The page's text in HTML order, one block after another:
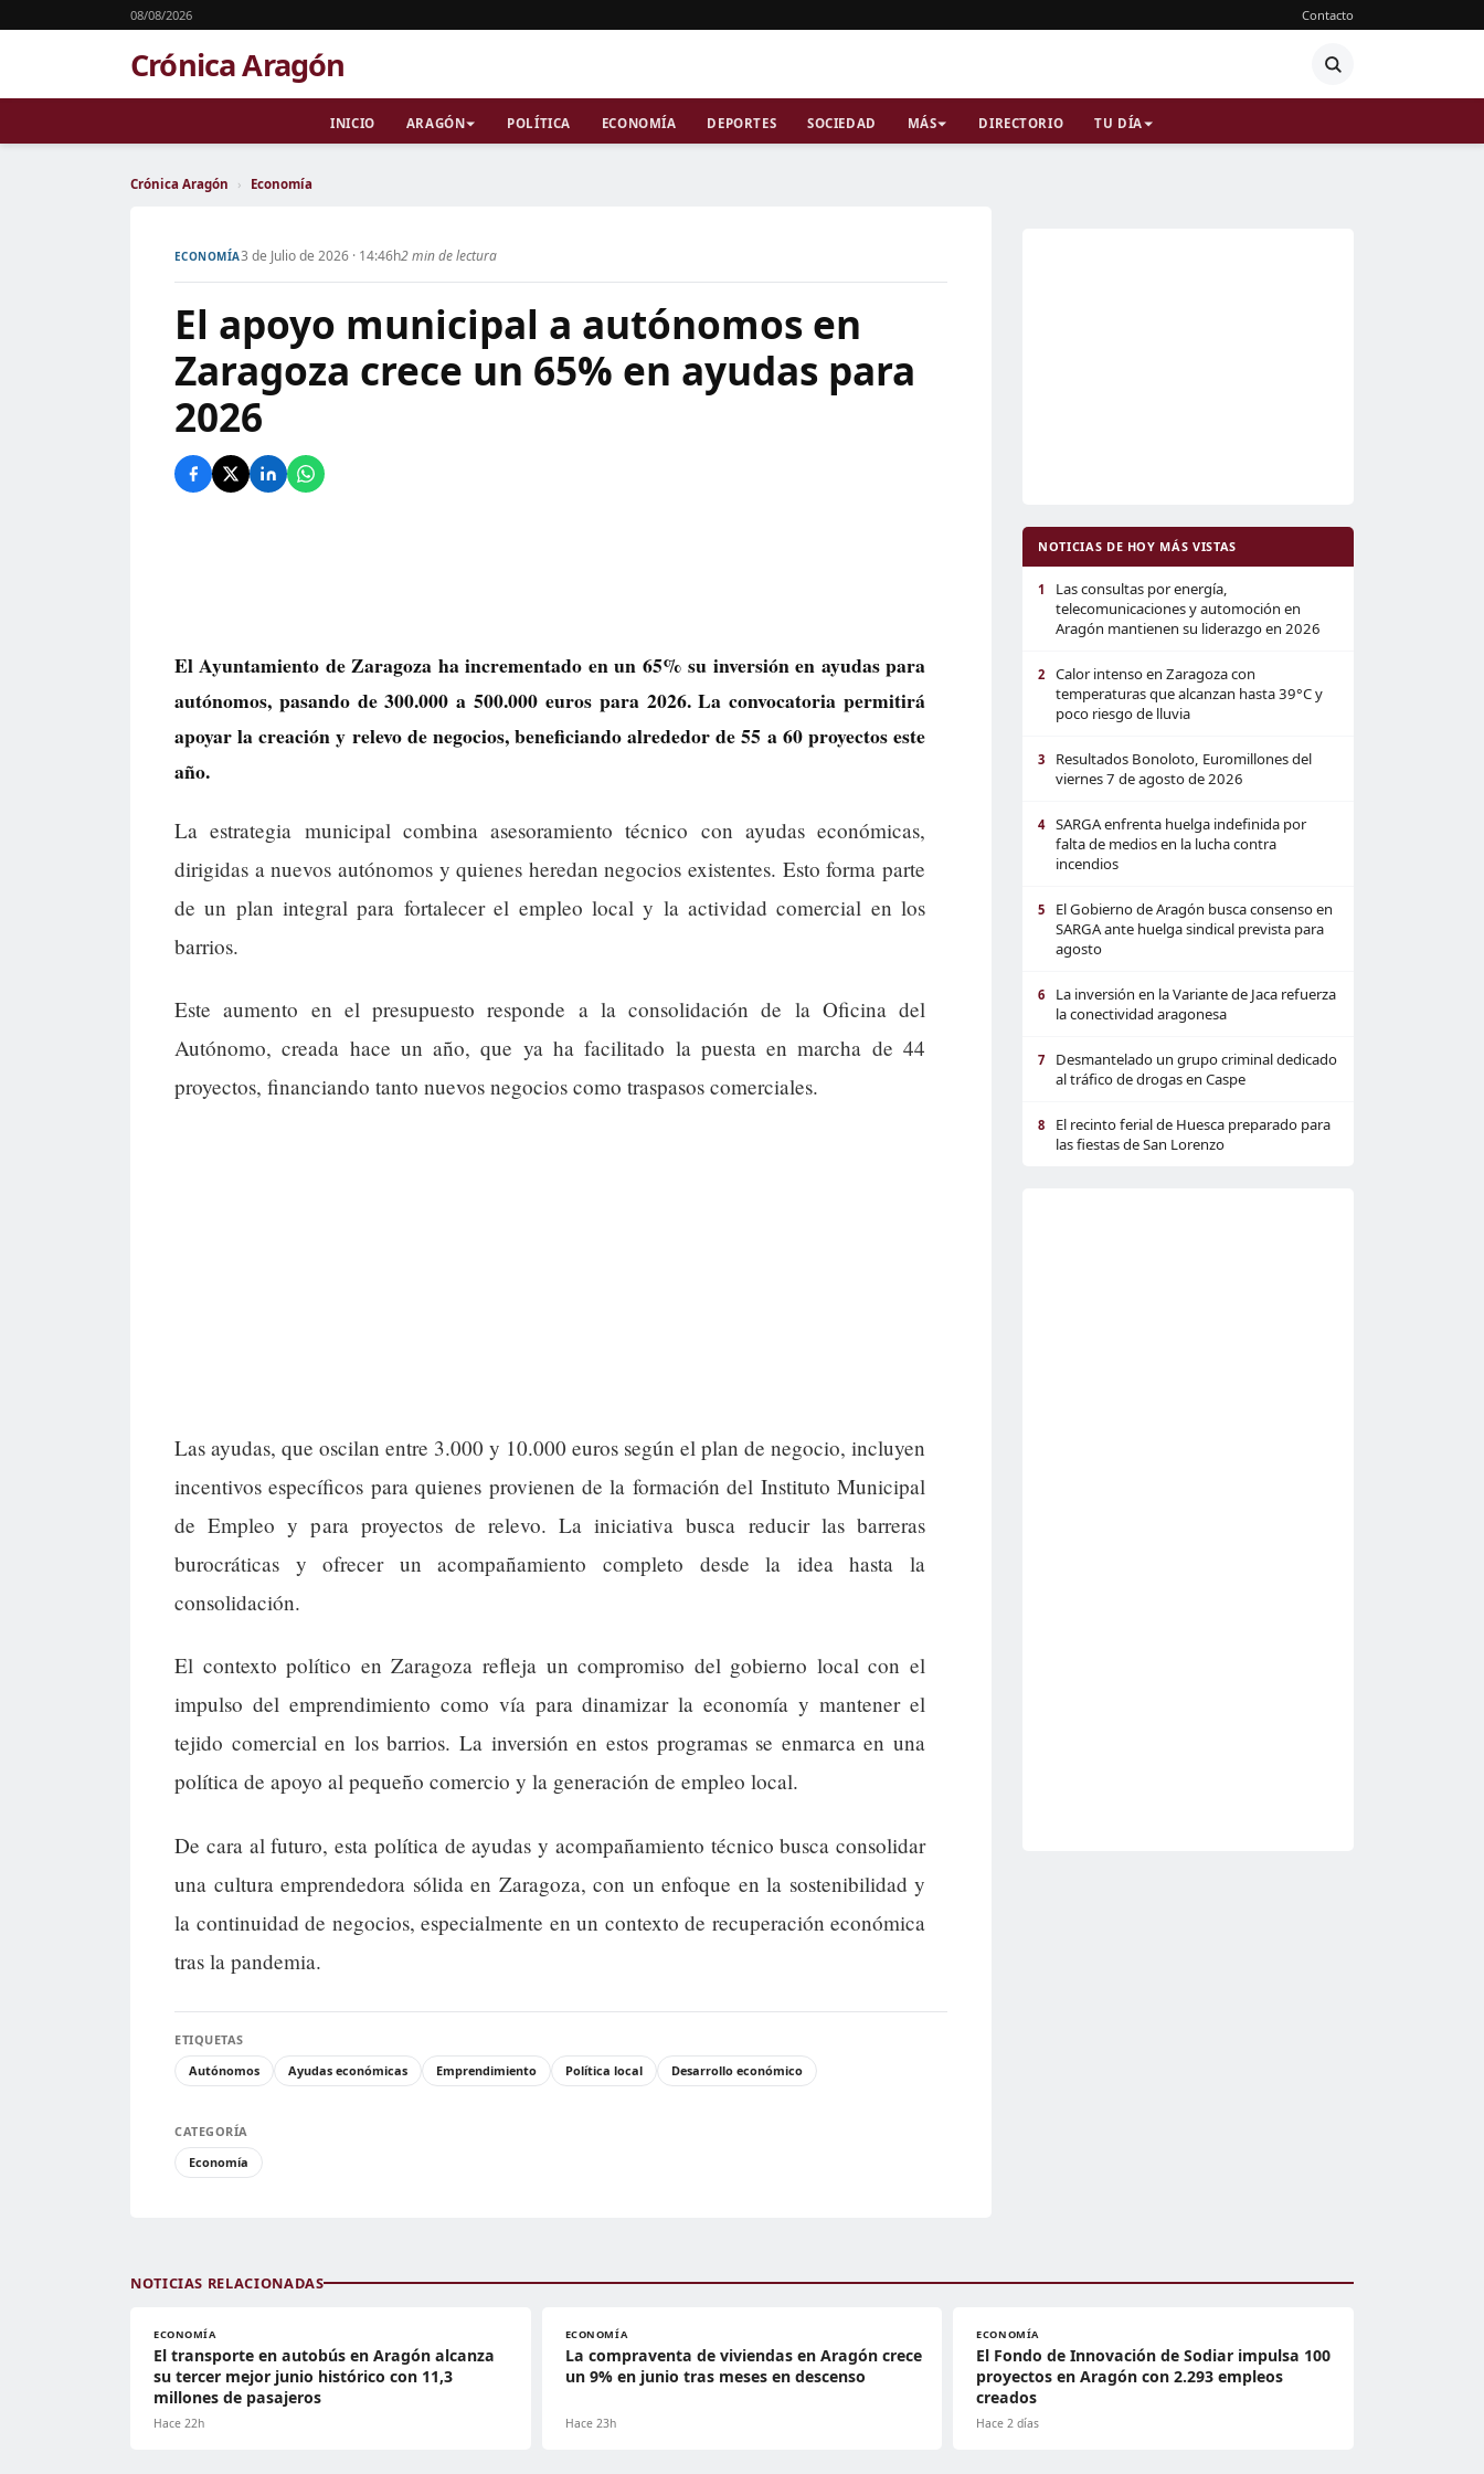
08/08/2026 Contacto
Crónica Aragón
INICIO ARAGÓN POLÍTICA ECONOMÍA DEPORTES SOCIEDAD MÁS DIRECTORIO TU DÍA
Crónica Aragón › Economía
ECONOMÍA3 de Julio de 2026 · 14:46h2 min de lectura
El apoyo municipal a autónomos en
Zaragoza crece un 65% en ayudas para
2026
El Ayuntamiento de Zaragoza ha incrementado en un 65% su inversión en ayudas para
autónomos, pasando de 300.000 a 500.000 euros para 2026. La convocatoria permitirá
apoyar la creación y relevo de negocios, beneficiando alrededor de 55 a 60 proyectos este
año.
La estrategia municipal combina asesoramiento técnico con ayudas económicas,
dirigidas a nuevos autónomos y quienes heredan negocios existentes. Esto forma parte
de un plan integral para fortalecer el empleo local y la actividad comercial en los
barrios.
Este aumento en el presupuesto responde a la consolidación de la Oficina del
Autónomo, creada hace un año, que ya ha facilitado la puesta en marcha de 44
proyectos, financiando tanto nuevos negocios como traspasos comerciales.
Las ayudas, que oscilan entre 3.000 y 10.000 euros según el plan de negocio, incluyen
incentivos específicos para quienes provienen de la formación del Instituto Municipal
de Empleo y para proyectos de relevo. La iniciativa busca reducir las barreras
burocráticas y ofrecer un acompañamiento completo desde la idea hasta la
consolidación.
El contexto político en Zaragoza refleja un compromiso del gobierno local con el
impulso del emprendimiento como vía para dinamizar la economía y mantener el
tejido comercial en los barrios. La inversión en estos programas se enmarca en una
política de apoyo al pequeño comercio y la generación de empleo local.
De cara al futuro, esta política de ayudas y acompañamiento técnico busca consolidar
una cultura emprendedora sólida en Zaragoza, con un enfoque en la sostenibilidad y
la continuidad de negocios, especialmente en un contexto de recuperación económica
tras la pandemia.
ETIQUETAS
Autónomos
Ayudas económicas Emprendimiento Política local Desarrollo económico
CATEGORÍA
Economía
NOTICIAS DE HOY MÁS VISTAS
1
Las consultas por energía,
telecomunicaciones y automoción en
Aragón mantienen su liderazgo en 2026
2
Calor intenso en Zaragoza con
temperaturas que alcanzan hasta 39°C y
poco riesgo de lluvia
3
Resultados Bonoloto, Euromillones del
viernes 7 de agosto de 2026
4
SARGA enfrenta huelga indefinida por
falta de medios en la lucha contra
incendios
5
El Gobierno de Aragón busca consenso en
SARGA ante huelga sindical prevista para
agosto
6
La inversión en la Variante de Jaca refuerza
la conectividad aragonesa
7
Desmantelado un grupo criminal dedicado
al tráfico de drogas en Caspe
8
El recinto ferial de Huesca preparado para
las fiestas de San Lorenzo
NOTICIAS RELACIONADAS
ECONOMÍA
El transporte en autobús en Aragón alcanza
su tercer mejor junio histórico con 11,3
millones de pasajeros
Hace 22h
ECONOMÍA
La compraventa de viviendas en Aragón crece
un 9% en junio tras meses en descenso
Hace 23h
ECONOMÍA
El Fondo de Innovación de Sodiar impulsa 100
proyectos en Aragón con 2.293 empleos
creados
Hace 2 días